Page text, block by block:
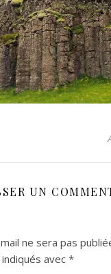
UN
ne sera pas
avec *